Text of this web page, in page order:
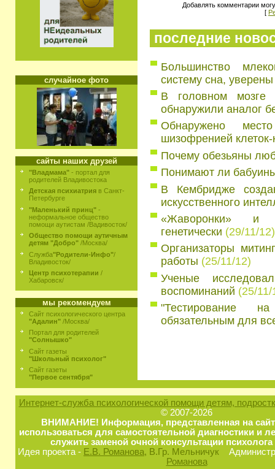
случайное фото
сайты наших друзей
"Владмама" - портал для
родителей Владивостока
Детская психиатрия в Санкт-
Петербурге
"Маленький принц" -
неформальное общество
помощи аутистам /Вадивосток/
Общество помощи аутичным
детям "Добро" /Москва/
Служба"Родители-Инфо"/
Владивосток/
Центр психотерапии /
Хабаровск/
мы рекомендуем
Сайт психологического центра
"Адалин" /Москва/
Портал для родителей
"Солнышко"
Сайт газеты
"Школьный психолог"
Сайт газеты
"Первое сентября"
Добавлять комментарии
[
последние
Большинство
систему сна,
В головном мозге
обнаружили аналог
Обнаружено
шизофренией
Почему обезьяны
Понимают ли
В Кембридже
искусственного
«Жаворонки» и
генетически (29/11/12)
Организаторы
работы (25/11/12)
Ученые
воспоминаний (25/11/
"Тестирование
обязательным для
Интернет-служба психологической помощи детям,
© 2007-2026
ВНИМАНИЕ! Информация, представленная на
использоваться для самостоятельной диагностики и
служить заменой очной консультации
Идея проекта - Е.В. Романова, В.Гр. Мельничук
Романова